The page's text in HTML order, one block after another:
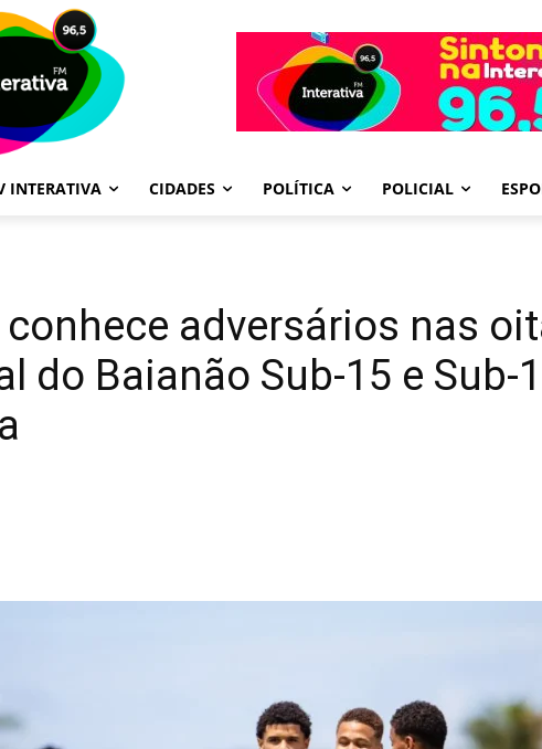
INTERATIVA CIDADES POLÍTICA POLICIAL
conhece adversários nas
do Baianão Sub-15 e Sub-